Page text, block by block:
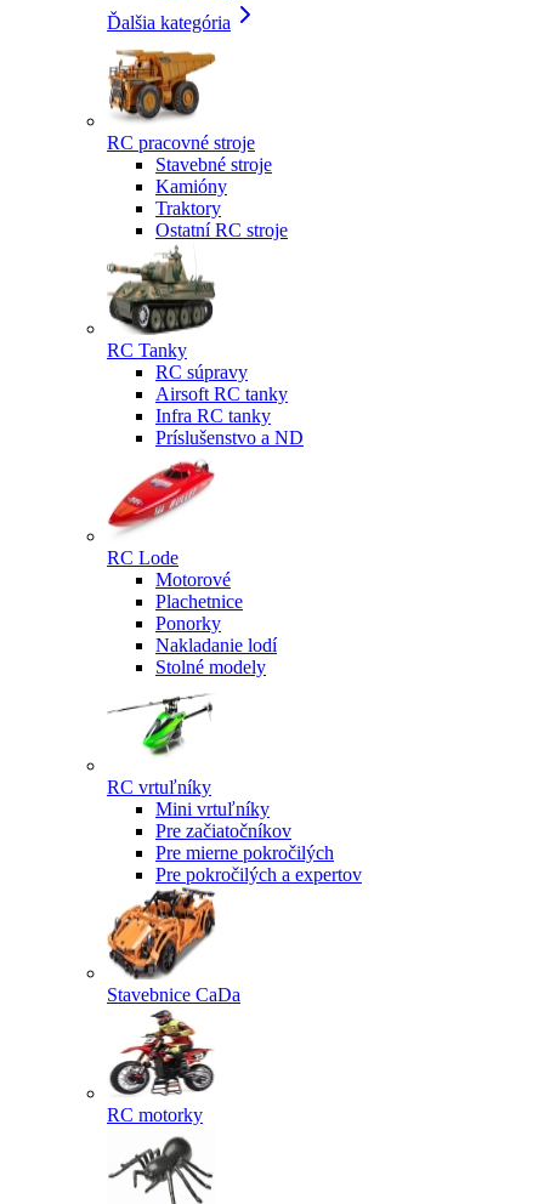
Ďalšia kategória
RC pracovné stroje
Stavebné stroje
Kamióny
Traktory
Ostatní RC stroje
RC Tanky
RC súpravy
Airsoft RC tanky
Infra RC tanky
Príslušenstvo a ND
RC Lode
Motorové
Plachetnice
Ponorky
Nakladanie lodí
Stolné modely
RC vrtuľníky
Mini vrtuľníky
Pre začiatočníkov
Pre mierne pokročilých
Pre pokročilých a expertov
Stavebnice CaDa
RC motorky